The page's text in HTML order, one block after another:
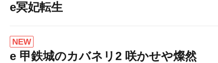
e冥妃転生
NEW
e 甲鉄城のカバネリ2 咲かせや燦然